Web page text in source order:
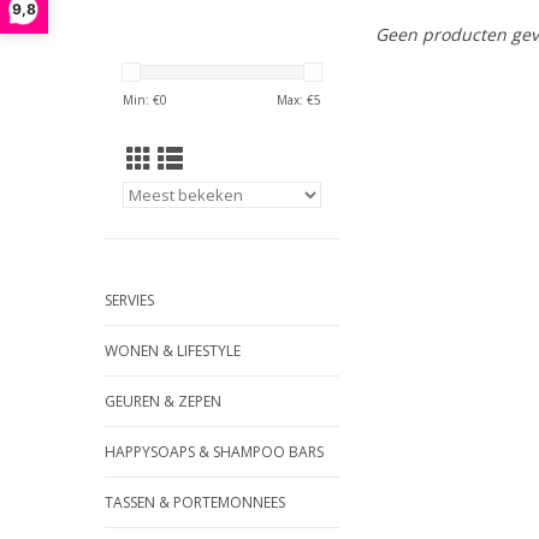
9,8
Min: €0 Max: €5
SERVIES
WONEN & LIFESTYLE
GEUREN & ZEPEN
HAPPYSOAPS & SHAMPOO BARS
TASSEN & PORTEMONNEES
Geen producten